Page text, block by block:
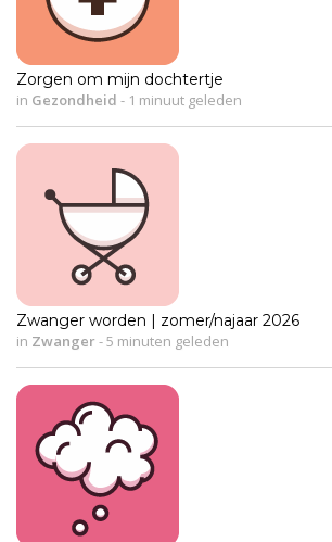
Zorgen om mijn dochtertje
in Gezondheid - 1 minuut geleden
Zwanger worden | zomer/najaar 2026
in Zwanger-5 minuten geleden